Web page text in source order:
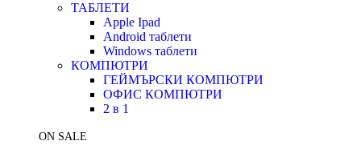
ТАБЛЕТИ
Apple Ipad
Android таблети
Windows таблети
КОМПЮТРИ
ГЕЙМЪРСКИ КОМПЮТРИ
ОФИС КОМПЮТРИ
2 в 1
ON SALE